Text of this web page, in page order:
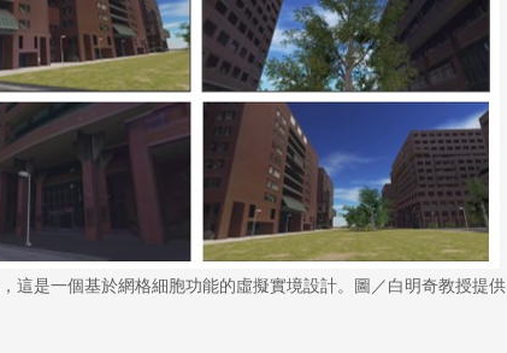
這是一個基於網格細胞功能的虛擬實境設計。圖／白明奇教授提供